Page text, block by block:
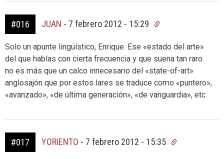
#016 JUAN - 7 febrero 2012 - 15:29
Solo un apunte lingüístico, Enrique. Ese «estado del arte»
del que hablas con cierta frecuencia y que suena tan raro
no es más que un calco innecesario del «state-of-art»
anglosajón que por estos lares se traduce como «puntero»,
«avanzado», «de última generación», «de vanguardia», etc.
#017 YORIENTO - 7 febrero 2012 - 15:35